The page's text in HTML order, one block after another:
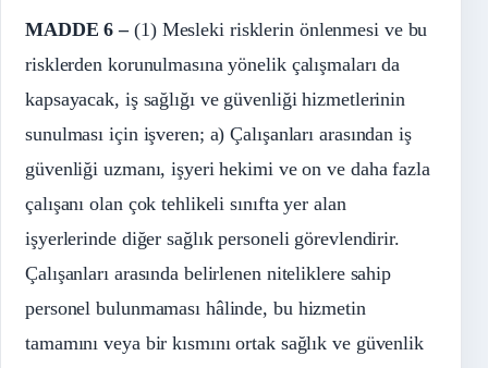
MADDE 6 –(1) Mesleki risklerin önlenmesi ve bu
risklerden korunulmasına yönelik çalışmaları da
kapsayacak, iş sağlığı ve güvenliği hizmetlerinin
sunulması için işveren; a) Çalışanları arasından iş
güvenliği uzmanı, işyeri hekimi ve on ve daha fazla
çalışanı olan çok tehlikeli sınıfta yer alan
işyerlerinde diğer sağlık personeli görevlendirir.
Çalışanları arasında belirlenen niteliklere sahip
personel bulunmaması hâlinde, bu hizmetin
tamamını veya bir kısmını ortak sağlık ve güvenlik